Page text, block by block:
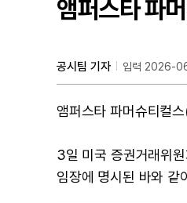
앰퍼스타 파
공시팀 기자 입력 2026-
앰퍼스타 파머슈티컬
3일 미국 증권거래위
임장에 명시된 바와 같